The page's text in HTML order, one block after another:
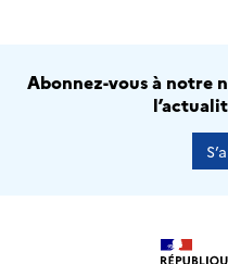
Abonnez-vous à notre